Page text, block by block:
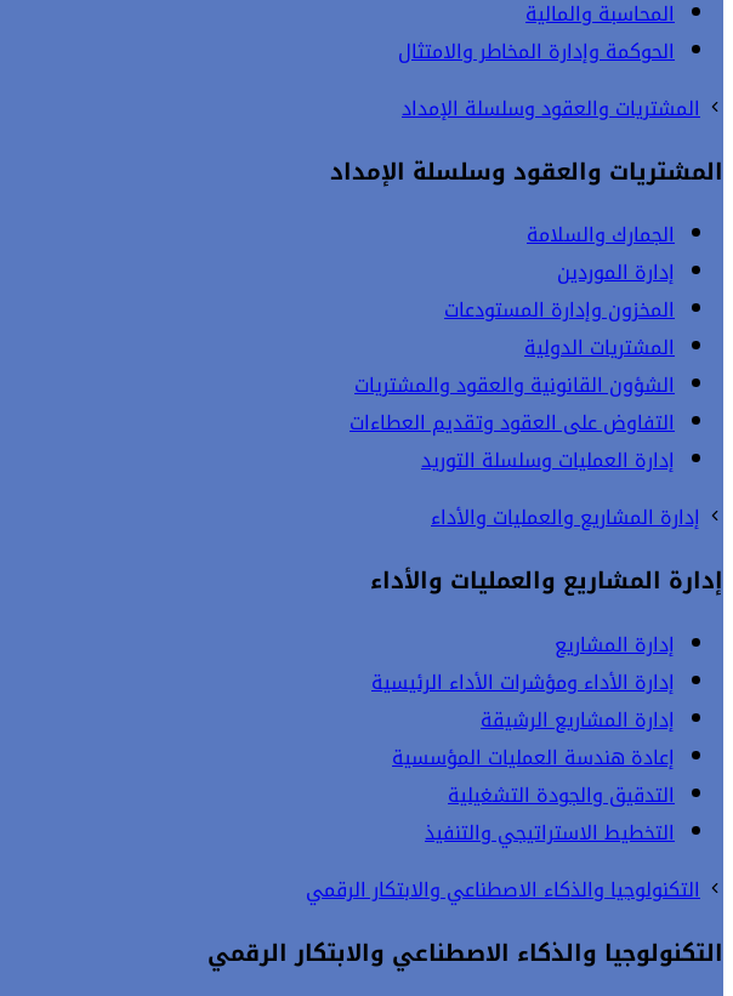
المحاسبة والمالية
الحوكمة وإدارة المخاطر والامتثال
المشتريات والعقود وسلسلة الإمداد
المشتريات والعقود وسلسلة الإمداد
الجمارك والسلامة
إدارة الموردين
المخزون وإدارة المستودعات
المشتريات الدولية
الشؤون القانونية والعقود والمشتريات
التفاوض على العقود وتقديم العطاءات
إدارة العمليات وسلسلة التوريد
إدارة المشاريع والعمليات والأداء
إدارة المشاريع والعمليات والأداء
إدارة المشاريع
إدارة الأداء ومؤشرات الأداء الرئيسية
إدارة المشاريع الرشيقة
إعادة هندسة العمليات المؤسسية
التدقيق والجودة التشغيلية
التخطيط الاستراتيجي والتنفيذ
التكنولوجيا والذكاء الاصطناعي والابتكار الرقمي
التكنولوجيا والذكاء الاصطناعي والابتكار الرقمي